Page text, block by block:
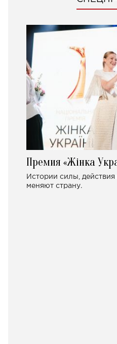
Премия «Жінка
Истории силы,
меняют страну.